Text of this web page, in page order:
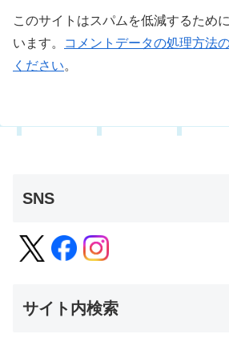
このサイトはスパムを低減するため
います。
コメントデータの処理方法
ください。
SNS
サイト内検索